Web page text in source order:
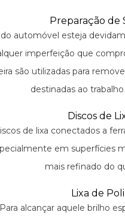
Preparação de
automóvel esteja
imperfeição que
são utilizadas para
destinadas ao
Discos de
de lixa conectados a
em superfícies
mais refinado do
Lixa de
alcançar aquele